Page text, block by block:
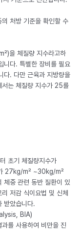
처방 기준을 확인할 수
을 체질량 지수라고하
니다. 특별한 장비를 필요
다. 다만 근육과 지방량을
서는 체질량 지수가 25를
초기 체질량지수가
27kg/m² ~30kg/m²
체중 관련 동반 질환이 있
저감 식이요법 및 신체
받았습니다.
BIA)
를 사용하여 비만을 진